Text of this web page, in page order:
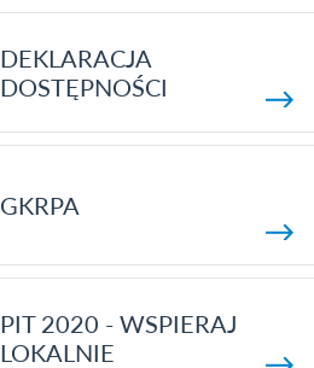
DEKLARACJA
DOSTĘPNOŚCI
GKRPA
PIT 2020 - WSPIERAJ
LOKALNIE